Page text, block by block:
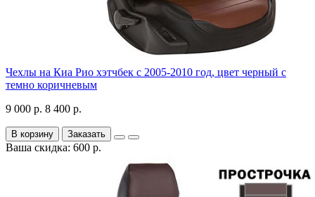
Чехлы на Киа Рио хэтчбек с 2005-2010 год, цвет черный с
темно коричневым
9 000 р. 8 400 р.
В корзину Заказать
Ваша скидка: 600 р.